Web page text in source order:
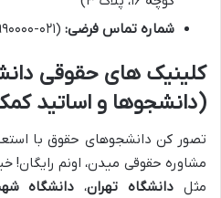
شماره تماس فرضی: (۰۲۱-۸۸۹۹۰۰۰۰)
کلینیک های حقوقی
(دانشجوها و اساتید
تصور کن دانشجوهای حقوق با
مشاوره حقوقی میدن، اونم رایگان!
مثل دانشگاه تهران، دانشگاه